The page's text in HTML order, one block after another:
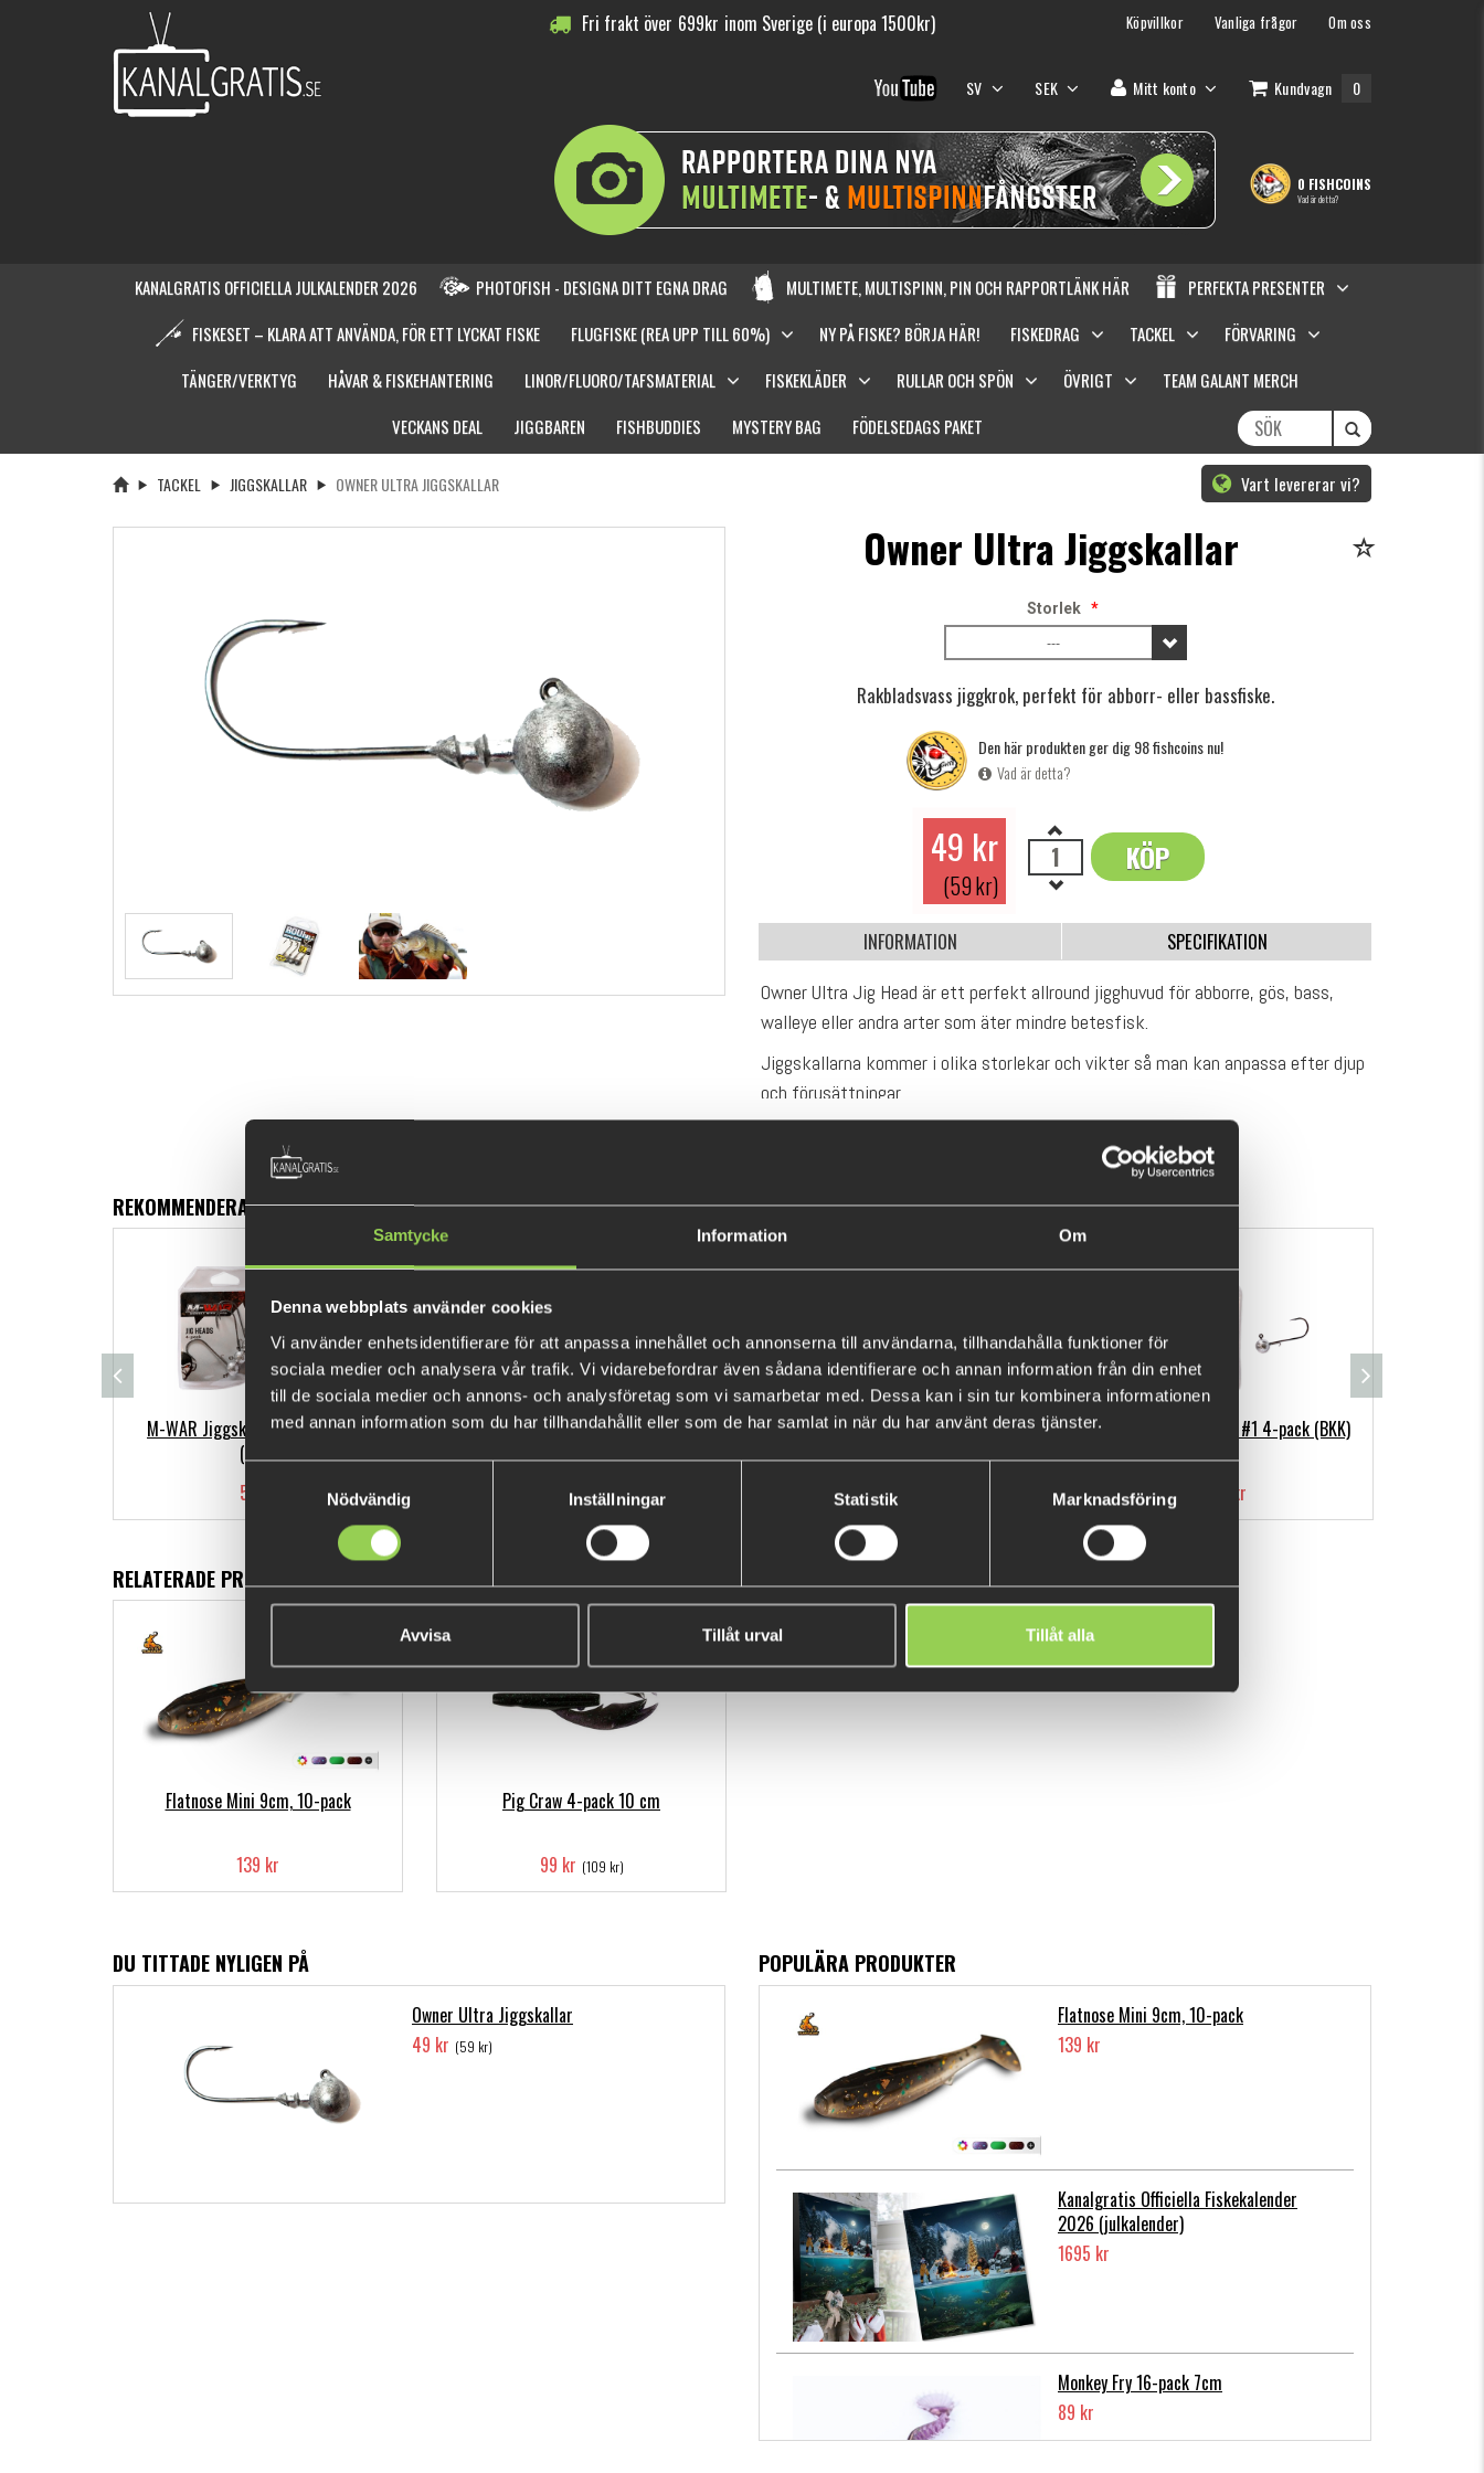
Samtycke Information Om
Denna webbplats använder cookies
Vi använder enhetsidentifierare för att anpassa innehållet och annonserna till användarna, tillhandahålla funktioner för
sociala medier och analysera vår trafik. Vi vidarebefordrar även sådana identifierare och annan information från din enhet
till de sociala medier och annons- och analysföretag som vi samarbetar med. Dessa kan i sin tur kombinera informationen
med annan information som du har tillhandahållit eller som de har samlat in när du har använt deras tjänster.
Nödvändig
Inställningar Statistik Marknadsföring
Avvisa Tillåt urval Tillåt alla
Fri frakt över 699kr inom Sverige (i europa 1500kr) Köpvillkor Vanliga frågor Om oss
SV SEK Mitt konto Kundvagn 0
0 FISHCOINS
Vad är detta?
KANALGRATIS OFFICIELLA JULKALENDER 2026 PHOTOFISH - DESIGNA DITT EGNA DRAG MULTIMETE, MULTISPINN, PIN OCH RAPPORTLÄNK HÄR
PERFEKTA PRESENTER
FISKESET – KLARA ATT ANVÄNDA, FÖR ETT LYCKAT FISKE
FLUGFISKE (REA UPP TILL 60%) NY PÅ FISKE? BÖRJA HÄR! FISKEDRAG TACKEL
FÖRVARING
TÄNGER/VERKTYG
HÅVAR & FISKEHANTERING LINOR/FLUORO/TAFSMATERIAL FISKEKLÄDER RULLAR OCH SPÖN ÖVRIGT
TEAM GALANT MERCH
VECKANS DEAL
JIGGBAREN FISHBUDDIES MYSTERY BAG FÖDELSEDAGS PAKET
TACKEL JIGGSKALLAR OWNER ULTRA JIGGSKALLAR Vart levererar vi?
Owner Ultra Jiggskallar
Storlek *
---
Rakbladsvass jiggkrok, perfekt för abborr- eller bassfiske.
Den här produkten ger dig 98 fishcoins nu!
Vad är detta?
49 kr
(59 kr)
KÖP
OK
INFORMATION SPECIFIKATION
Owner Ultra Jig Head är ett perfekt allround jigghuvud för abborre, gös, bass,
walleye eller andra arter som äter mindre betesfisk.
Jiggskallarna kommer i olika storlekar och vikter så man kan anpassa efter djup
och förusättningar.
REKOMMENDERADE PRODUKTER
M-WAR Jiggskallar #2/0 4-pack
(BKK)
59 kr
Multimete Fiskespö 4 meter
599 kr
Flöte (Multimete)
79 kr
M-WAR Jiggskallar #1 4-pack (BKK)
59 kr
RELATERADE PRODUKTER
Flatnose Mini 9cm, 10-pack
139 kr
Pig Craw 4-pack 10 cm
99 kr (109 kr)
DU TITTADE NYLIGEN PÅ
Owner Ultra Jiggskallar
49 kr (59 kr)
POPULÄRA PRODUKTER
Flatnose Mini 9cm, 10-pack
139 kr
Kanalgratis Officiella Fiskekalender
2026 (julkalender)
1695 kr
Monkey Fry 16-pack 7cm
89 kr